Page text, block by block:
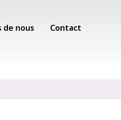
de nous Contact